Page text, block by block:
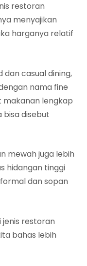
restoran
menyajikan
harganya relatif
casual dining,
nama fine
makanan lengkap
bisa disebut
mewah juga lebih
hidangan tinggi
dan sopan
jenis restoran
bahas lebih